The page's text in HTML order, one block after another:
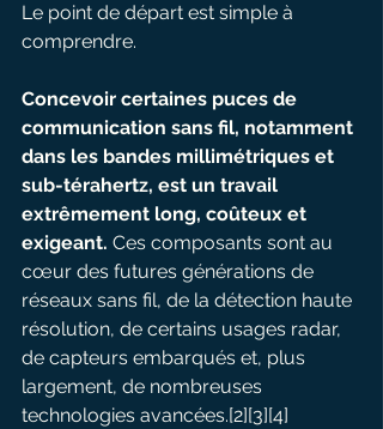
Le point de départ est simple à
comprendre.
Concevoir certaines puces de
communication sans fil, notamment
dans les bandes millimétriques et
sub-térahertz, est un travail
extrêmement long, coûteux et
exigeant. Ces composants sont au
cœur des futures générations de
réseaux sans fil, de la détection haute
résolution, de certains usages radar,
de capteurs embarqués et, plus
largement, de nombreuses
technologies avancées.[2][3][4]